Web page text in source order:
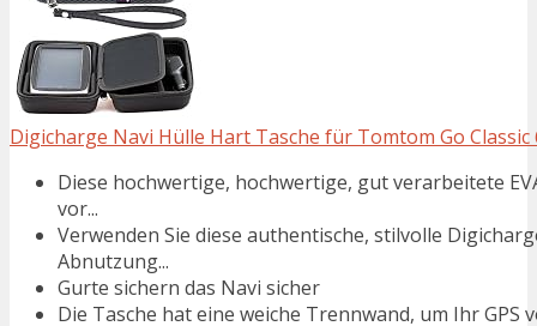
Digicharge Navi Hülle Hart Tasche für Tomtom Go Classic
Diese hochwertige, hochwertige, gut verarbeitete
vor...
Verwenden Sie diese authentische, stilvolle
Abnutzung...
Gurte sichern das Navi sicher
Die Tasche hat eine weiche Trennwand, um Ihr GPS